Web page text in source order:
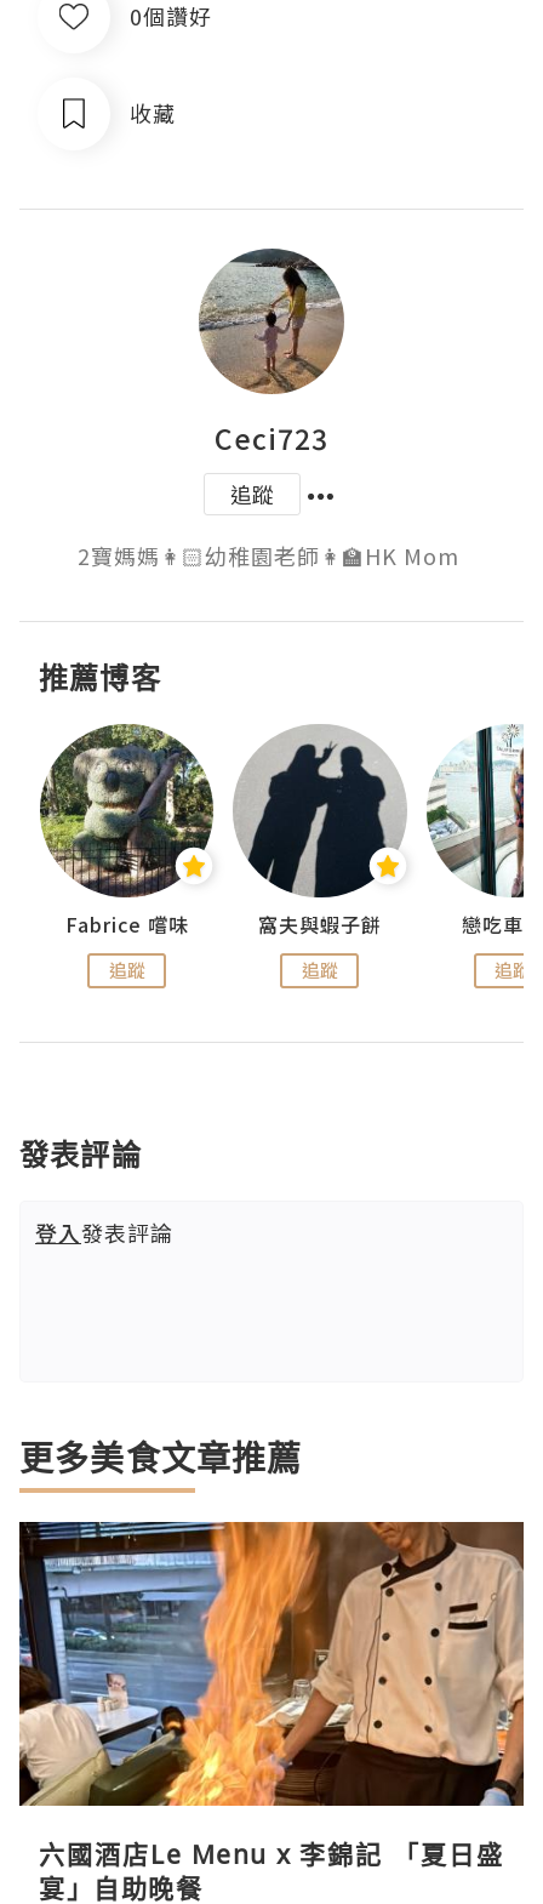
0個讚好
收藏
Ceci723
追蹤
推薦博客
Fabrice 嚐味
追蹤
窩夫與蝦子餅
追蹤
戀吃車
追蹤
發表評論
登入發表評論
更多美食文章推薦
六國酒店Le Menu x 李錦記 「夏日盛
宴」自助晚餐